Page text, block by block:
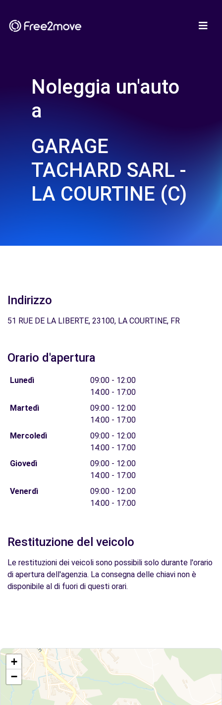
Noleggia un'auto
a
GARAGE
TACHARD SARL -
LA COURTINE (C)
Indirizzo
51 RUE DE LA LIBERTE, 23100, LA COURTINE, FR
Orario d'apertura
Lunedì
09:00 - 12:00
14:00 - 17:00
Martedì
09:00 - 12:00
14:00 - 17:00
Mercoledì
09:00 - 12:00
14:00 - 17:00
Giovedì
09:00 - 12:00
14:00 - 17:00
Venerdì
09:00 - 12:00
14:00 - 17:00
Restituzione del veicolo
Le restituzioni dei veicoli sono possibili solo durante l'orario
di apertura dell'agenzia. La consegna delle chiavi non è
disponibile al di fuori di questi orari.
+
−